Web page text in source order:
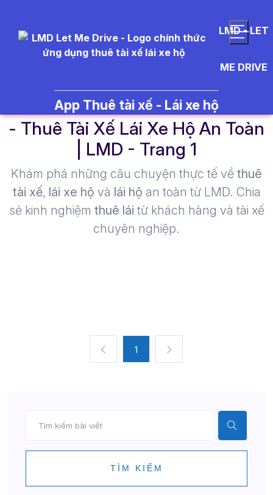
LMD - LET
ME DRIVE
App Thuê tài xế - Lái xe hộ
- Thuê Tài Xế Lái Xe Hộ An Toàn
| LMD - Trang 1​
Khám phá những câu chuyện thực tế về thuê
tài xế, lái xe hộ và lái hộ an toàn từ LMD. Chia
sẻ kinh nghiệm thuê lái từ khách hàng và tài xế
chuyên nghiệp.
1
TÌM KIẾM